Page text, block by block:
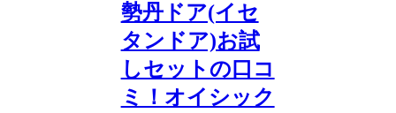
勢丹ドア(イセ
タンドア)お試
しセットの口コ
ミ！オイシック